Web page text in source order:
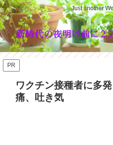
Just another
PR
ワクチン接種者に多
痛、吐き気